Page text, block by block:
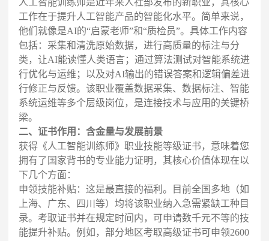
人工智能训练师是近年来人社部发布的新职业，其核心
工作在于提升人工智能产品的智能化水平。简单来说，
他们就像是AI的“启蒙老师”和“质检员”。具体工作内容
包括：采集和清洗原始数据，进行高质量的标注与分
类，让AI能读懂人类语言；通过算法测试对智能系统进
行优化与运维；以及对AI输出的错误答案和逻辑偏差进
行修正与反馈。该职业覆盖数据采集、数据标注、智能
系统运维等多个层级岗位，是连接技术与应用的关键桥
梁。
二、证书作用：含金量与发展前景
获得《人工智能训练师》职业技能等级证书，意味着您
拥有了国家背书的专业能力证明，其核心价值体现在以
下几个方面：
申领技能补贴：这是最直接的福利。目前全国多地（如
上海、广东、四川等）均将该职业纳入急需紧缺工种目
录。考取证书并在规定时间内，可申请数千元不等的技
能提升补贴。例如，部分地区考取高级证书可申领2600